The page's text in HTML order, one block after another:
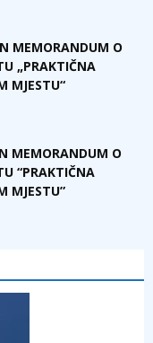
MEMORANDUM O
„PRAKTIČNA
MJESTU“
MEMORANDUM O
“PRAKTIČNA
MJESTU”